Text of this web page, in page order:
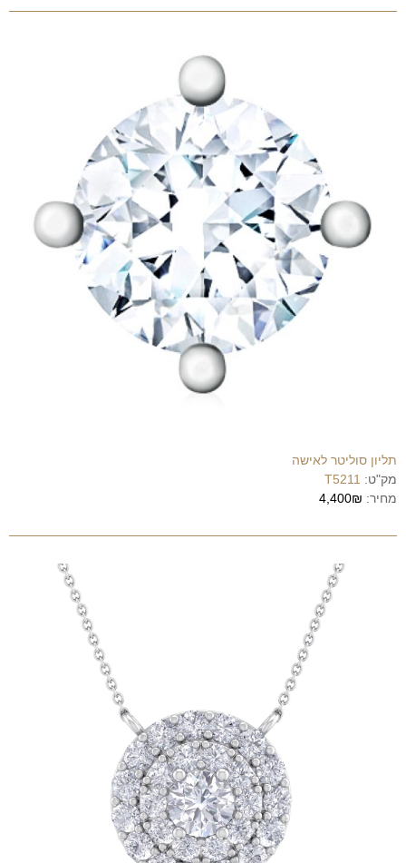
תליון סוליטר לאישה
מק"ט: T5211
מחיר: 4,400₪